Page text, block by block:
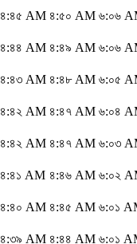
৪:৪৫ AM ৪:৫০ AM ৬:০৬
৪:৪৪ AM ৪:৪৯ AM ৬:০৬
৪:৪৩ AM ৪:৪৮ AM ৬:০৫
৪:৪২ AM ৪:৪৭ AM ৬:০৪
৪:৪২ AM ৪:৪৭ AM ৬:০৩
৪:৪১ AM ৪:৪৬ AM ৬:০২
৪:৪০ AM ৪:৪৫ AM ৬:০১
৪:৩৯ AM ৪:৪৪ AM ৬:০১